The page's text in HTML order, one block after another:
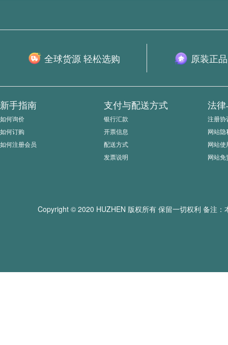
全球货源 轻松选购 原装正
新手指南
如何询价
如何订购
如何注册会员
支付与配送方式
银行汇款
开票信息
配送方式
发票说明
法
注册协
网站隐
网站使
网站免
Copyright © 2020 HUZHEN 版权所有 保留一切权利 备注